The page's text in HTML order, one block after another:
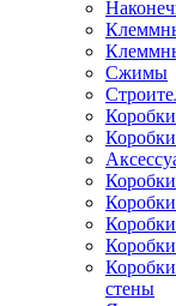
Сжимы
стены